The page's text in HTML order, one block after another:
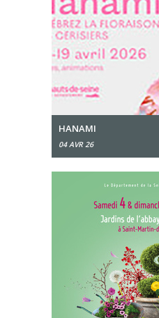
HANAMI
04 AVR 26